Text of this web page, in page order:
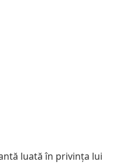
luată în privința lui